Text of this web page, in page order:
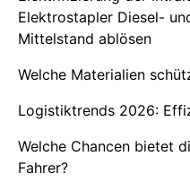
Elektrostapler Diesel-
Mittelstand ablösen
Welche Materialien
Logistiktrends 2026:
Welche Chancen bietet
Fahrer?